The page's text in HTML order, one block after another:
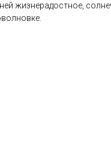
жизнерадостное,